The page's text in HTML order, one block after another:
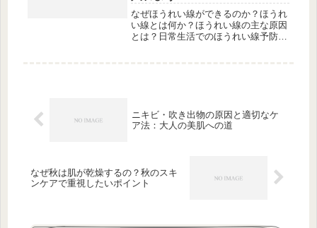
なぜほうれい線ができるのか？ほうれ
い線とは何か？ほうれい線の主な原因
とは？日常生活でのほうれい線予防法
ニキビ・吹き出物の原因と適切なケ
ア法：大人の美肌への道
なぜ秋は肌が乾燥するの？秋のスキ
ンケアで重視したいポイント